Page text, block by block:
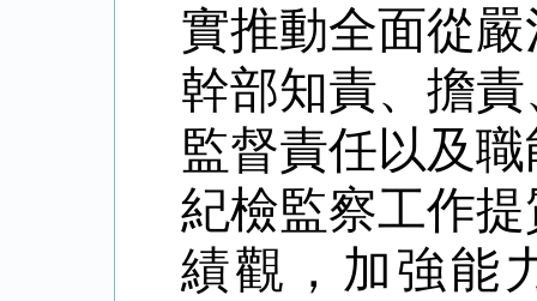
實推動全面從
幹部知責、擔
監督責任以及
紀檢監察工作
績觀，加強能